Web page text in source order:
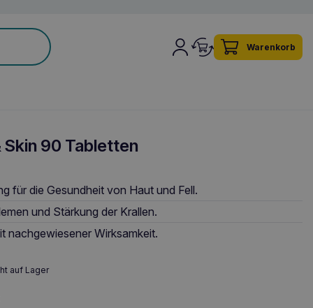
Warenkorb
Skin 90 Tabletten
für die Gesundheit von Haut und Fell.
und Stärkung der Krallen.
nachgewiesener Wirksamkeit.
auf Lager